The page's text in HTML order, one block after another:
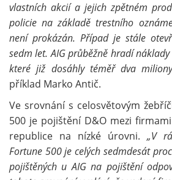
vlastních akcií a jejich zpětném
policie na základě trestního
není prokázán. Případ je stále
sedm let. AIG průběžně hradí
které již dosáhly téměř dva
příklad Marko Antič.
Ve srovnání s celosvětovým
500 je pojištění D&O mezi
republice na nízké úrovni. „V
Fortune 500 je celých sedmdesát
pojištěných u AIG na pojištění